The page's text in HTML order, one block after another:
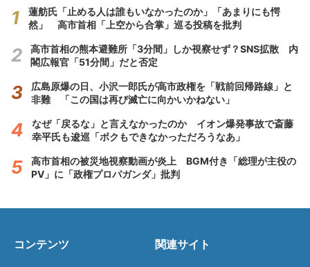
蓮舫氏「止める人は誰もいなかったのか」「あまりにも愕
然」 高市首相「上空から合掌」巡る投稿を批判
高市首相の熊本避難所「3分間」しか視察せず？SNS拡散 内
閣広報官「51分間」だと否定
広島原爆の日、小沢一郎氏が高市政権を「戦前回帰路線」と
非難 「この国は再び滅亡に向かいかねない」
なぜ「戻るな」と言えなかったのか イオン爆発事故で斎藤
幸平氏も逡巡「ボクもできなかっただろうなあ」
高市首相の被災地視察動画が炎上 BGM付き「総理が主役の
PV」に「政権プロパガンダ」批判
コンテンツ 関連サイト